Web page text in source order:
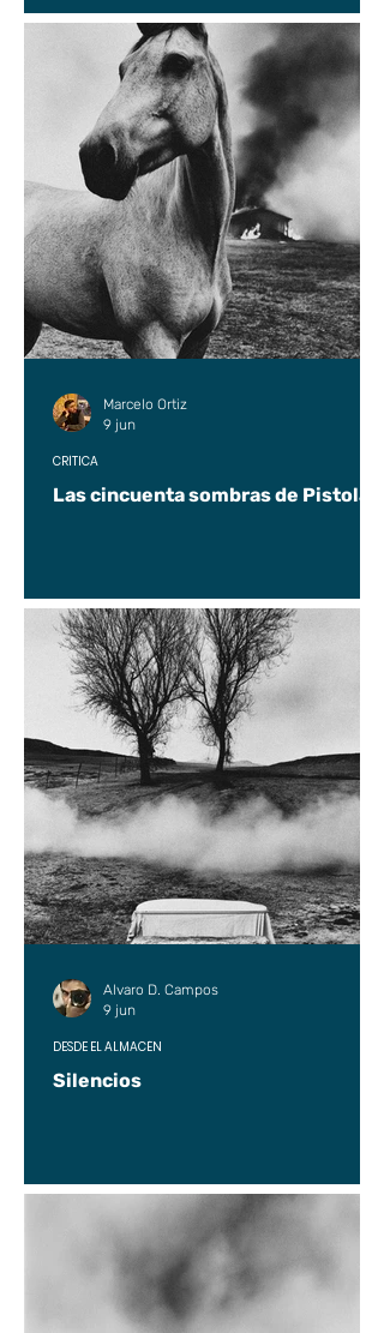
Las cincuenta sombras de Pistolas
CRÍTICA
Marcelo Ortiz
9 jun
Silencios
DESDE EL ALMACÉN
Alvaro D. Campos
9 jun